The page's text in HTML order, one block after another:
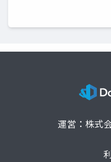
運営：株式